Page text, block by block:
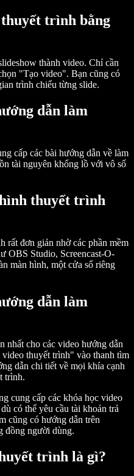
trình bằng
thành video. Chỉ cần
"Tạo video". Bạn cũng có
trình chiếu từng slide.
dẫn làm
cấp các bài hướng dẫn về làm
tài nguyên khổng lồ với vô số
thuyết trình
rất đơn giản nhờ các phần mềm
OBS Studio, Screencast-O-
màn hình, một cửa sổ riêng
dẫn làm
nhất cho các video hướng dẫn
thuyết trình" vào thanh tìm
dẫn chi tiết về mọi khía cạnh
trình.
cung cấp các khóa học video
có thể yêu cầu tài khoản trả
cũng có hướng dẫn trên
đồng người dùng.
trình là gì?